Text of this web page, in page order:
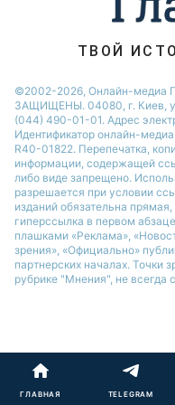
ТВОЙ
©2002-2026, Онлайн-медиа
ЗАЩИЩЕНЫ. 04080, г. Киев,
(044) 490-01-01. Адрес
Идентификатор онлайн-
R40-01822. Перепечатка,
информации, содержащей
либо виде запрещено.
разрешается при условии
изданий обязательна
гиперссылка в первом
плашками «Реклама»,
зрения», «Официально»
партнерских началах. Точки
рубрике "Мнения", не всегда
ГЛАВНАЯ TELEGRAM